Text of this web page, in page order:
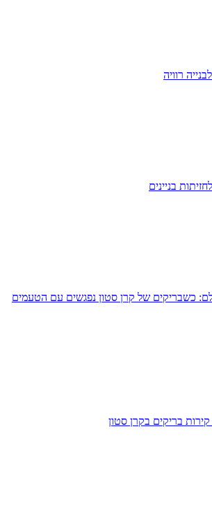
רוויה
בניינים
כשבריקים של קרן סטון נפגשים עם הטעמים
קירות בריקים בקרן סטון